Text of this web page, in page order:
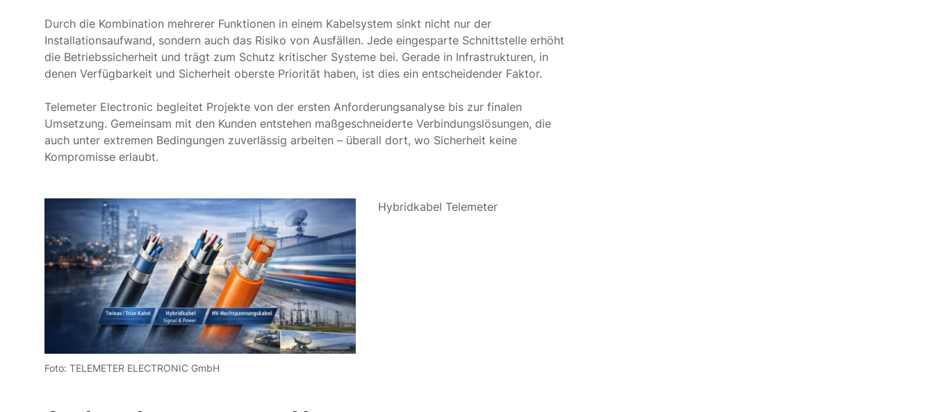
Durch die Kombination mehrerer Funktionen in einem Kabelsystem sinkt nicht nur der
Installationsaufwand, sondern auch das Risiko von Ausfällen. Jede eingesparte Schnittstelle erhöht
die Betriebssicherheit und trägt zum Schutz kritischer Systeme bei. Gerade in Infrastrukturen, in
denen Verfügbarkeit und Sicherheit oberste Priorität haben, ist dies ein entscheidender Faktor.
Telemeter Electronic begleitet Projekte von der ersten Anforderungsanalyse bis zur finalen
Umsetzung. Gemeinsam mit den Kunden entstehen maßgeschneiderte Verbindungslösungen, die
auch unter extremen Bedingungen zuverlässig arbeiten – überall dort, wo Sicherheit keine
Kompromisse erlaubt.
Foto: TELEMETER ELECTRONIC GmbH
Hybridkabel Telemeter